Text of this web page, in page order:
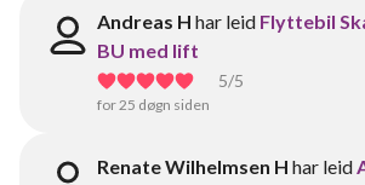
Andreas H har leid Flyttebil
BU med lift
5/5
for 25 døgn siden
Renate Wilhelmsen H har leid